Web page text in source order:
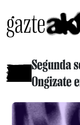
Segunda
Ongizate